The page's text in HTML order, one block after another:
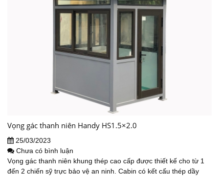
Vọng gác thanh niên Handy HS1.5×2.0
25/03/2023
Chưa có bình luận
Vọng gác thanh niên khung thép cao cấp được thiết kế cho từ 1
đến 2 chiến sỹ trực bảo vệ an ninh. Cabin có kết cấu thép dầy